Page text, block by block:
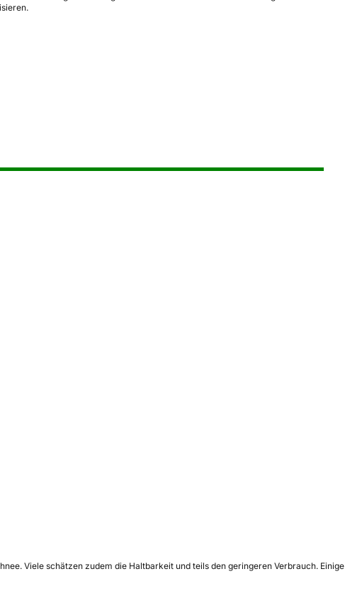
Viele schätzen zudem die Haltbarkeit und teils den geringeren Verbrauch. Einige